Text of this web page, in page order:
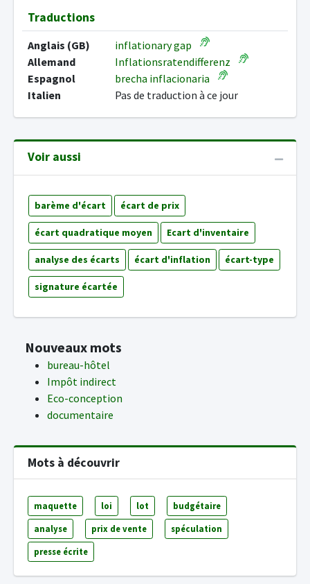
Traductions
Anglais (GB)
inflationary gap
Allemand
Inflationsratendifferenz
Espagnol
brecha inflacionaria
Italien
Pas de traduction à ce jour
Voir aussi
barème d'écart écart de prix
écart quadratique moyen Ecart d'inventaire
analyse des écarts écart d'inflation écart-type
signature écartée
Nouveaux mots
bureau-hôtel
Impôt indirect
Eco-conception
documentaire
Mots à découvrir
maquette loi lot budgétaire
analyse prix de vente spéculation
presse écrite